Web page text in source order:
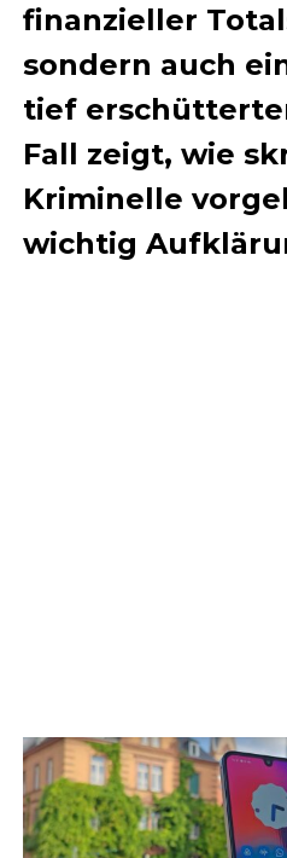
finanzieller
sondern auch
tief
Fall zeigt, wie
Kriminelle
wichtig